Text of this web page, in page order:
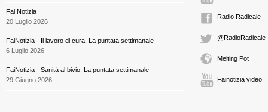
Fai Notizia
20 Luglio 2026
FaiNotizia - Il lavoro di cura. La puntata settimanale
6 Luglio 2026
FaiNotizia - Sanità al bivio. La puntata settimanale
29 Giugno 2026
Radio Radicale
@RadioRadicale
Melting Pot
Fainotizia video